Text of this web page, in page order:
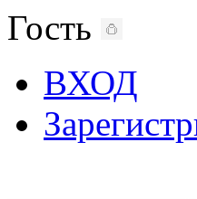
Гость
ВХОД